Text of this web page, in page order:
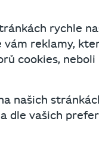
s.r.o. v souladu
osob v
potřeby
rychle
vám reklamy,
cookies,
našich
dle vašich